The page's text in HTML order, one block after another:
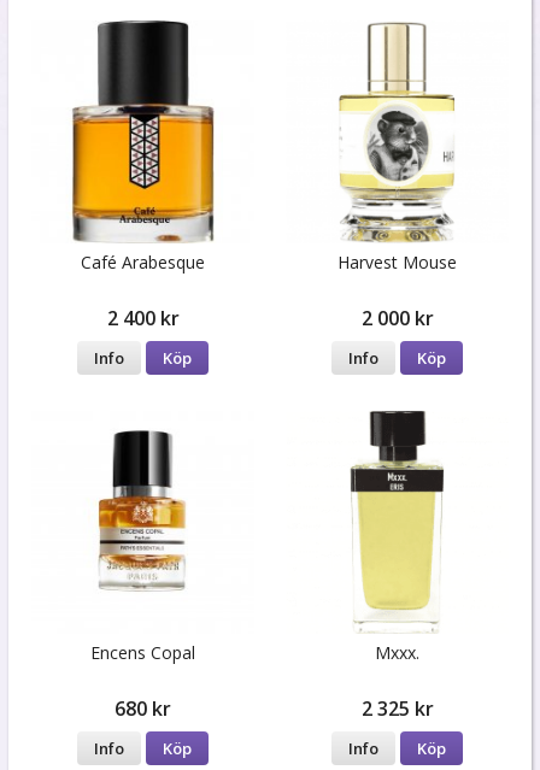
Café Arabesque
2 400 kr
Info Köp
Harvest Mouse
2 000 kr
Info Köp
Encens Copal
680 kr
Info Köp
Mxxx.
2 325 kr
Info Köp